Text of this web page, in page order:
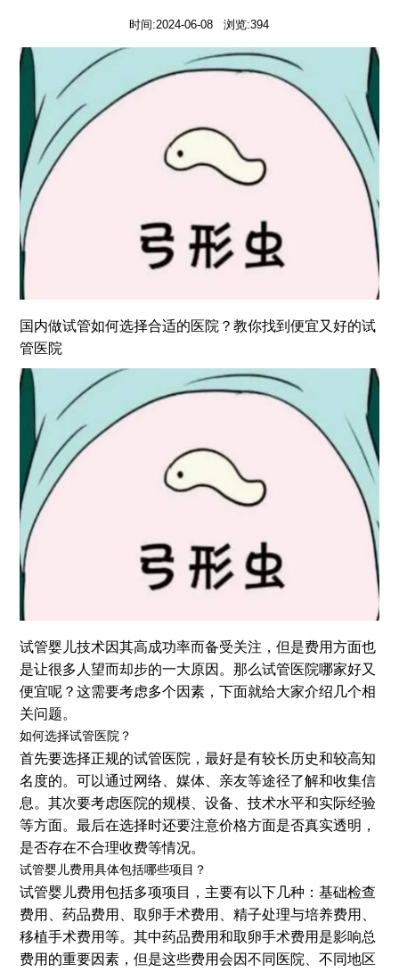
时间:2024-06-08 浏览:394
国内做试管如何选择合适的医院？教你找到便宜又好的试
管医院
试管婴儿技术因其高成功率而备受关注，但是费用方面也
是让很多人望而却步的一大原因。那么试管医院哪家好又
便宜呢？这需要考虑多个因素，下面就给大家介绍几个相
关问题。
如何选择试管医院？
首先要选择正规的试管医院，最好是有较长历史和较高知
名度的。可以通过网络、媒体、亲友等途径了解和收集信
息。其次要考虑医院的规模、设备、技术水平和实际经验
等方面。最后在选择时还要注意价格方面是否真实透明，
是否存在不合理收费等情况。
试管婴儿费用具体包括哪些项目？
试管婴儿费用包括多项项目，主要有以下几种：基础检查
费用、药品费用、取卵手术费用、精子处理与培养费用、
移植手术费用等。其中药品费用和取卵手术费用是影响总
费用的重要因素，但是这些费用会因不同医院、不同地区